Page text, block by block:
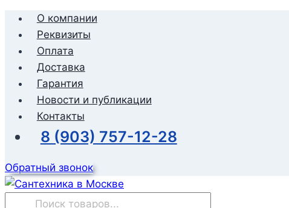
Перейти
содержимому
О компании
Реквизиты
Оплата
Доставка
Гарантия
Новости и публикации
Контакты
8 (903) 757-12-28
Обратный звонок